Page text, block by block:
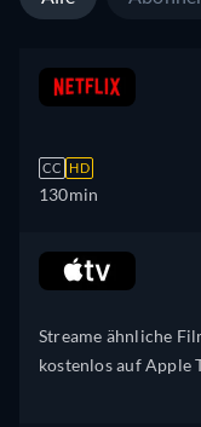
CC HD
130min
Streame ähnliche
kostenlos auf Apple